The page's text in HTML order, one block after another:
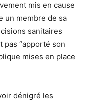
mis en cause
un membre de sa
sanitaires
pas “apporté son
mises en place
dénigré les